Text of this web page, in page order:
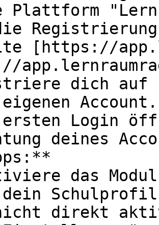
Registrierung
[https://
dich auf
Account.
ersten Login
deines
direkt